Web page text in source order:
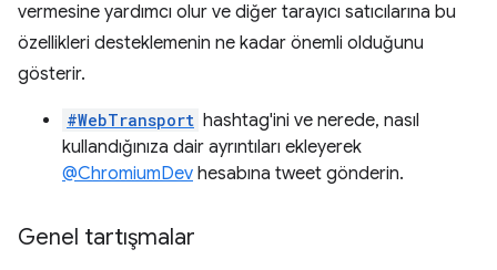
vermesine yardımcı olur ve diğer tarayıcı satıcılarına bu
özellikleri desteklemenin ne kadar önemli olduğunu
gösterir.
#WebTransport hashtag'ini ve nerede, nasıl
kullandığınıza dair ayrıntıları ekleyerek
@ChromiumDev hesabına tweet gönderin.
Genel tartışmalar